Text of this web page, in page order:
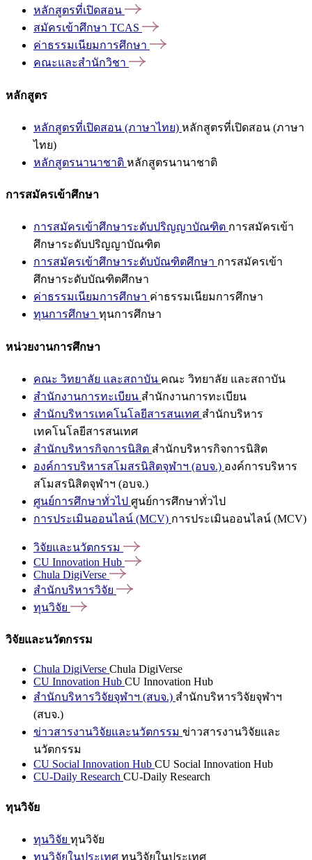
หลักสูตรที่เปิดสอน
สมัครเข้าศึกษา TCAS
ค่าธรรมเนียมการศึกษา
คณะและสำนักวิชา
หลักสูตร
หลักสูตรที่เปิดสอน (ภาษาไทย) หลักสูตรที่เปิดสอน (ภาษา
ไทย)
หลักสูตรนานาชาติ หลักสูตรนานาชาติ
การสมัครเข้าศึกษา
การสมัครเข้าศึกษาระดับปริญญาบัณฑิต การสมัครเข้า
ศึกษาระดับปริญญาบัณฑิต
การสมัครเข้าศึกษาระดับบัณฑิตศึกษา การสมัครเข้า
ศึกษาระดับบัณฑิตศึกษา
ค่าธรรมเนียมการศึกษา ค่าธรรมเนียมการศึกษา
ทุนการศึกษา ทุนการศึกษา
หน่วยงานการศึกษา
คณะ วิทยาลัย และสถาบัน คณะ วิทยาลัย และสถาบัน
สำนักงานการทะเบียน สำนักงานการทะเบียน
สำนักบริหารเทคโนโลยีสารสนเทศ สำนักบริหาร
เทคโนโลยีสารสนเทศ
สำนักบริหารกิจการนิสิต สำนักบริหารกิจการนิสิต
องค์การบริหารสโมสรนิสิตจุฬาฯ (อบจ.) องค์การบริหาร
สโมสรนิสิตจุฬาฯ (อบจ.)
ศูนย์การศึกษาทั่วไป ศูนย์การศึกษาทั่วไป
การประเมินออนไลน์ (MCV) การประเมินออนไลน์ (MCV)
วิจัยและนวัตกรรม
CU Innovation Hub
Chula DigiVerse
สำนักบริหารวิจัย
ทุนวิจัย
วิจัยและนวัตกรรม
Chula DigiVerse Chula DigiVerse
CU Innovation Hub CU Innovation Hub
สำนักบริหารวิจัยจุฬาฯ (สบจ.) สำนักบริหารวิจัยจุฬาฯ
(สบจ.)
ข่าวสารงานวิจัยและนวัตกรรม ข่าวสารงานวิจัยและ
นวัตกรรม
CU Social Innovation Hub CU Social Innovation Hub
CU-Daily Research CU-Daily Research
ทุนวิจัย
ทุนวิจัย ทุนวิจัย
ทุนวิจัยในประเทศ ทุนวิจัยในประเทศ